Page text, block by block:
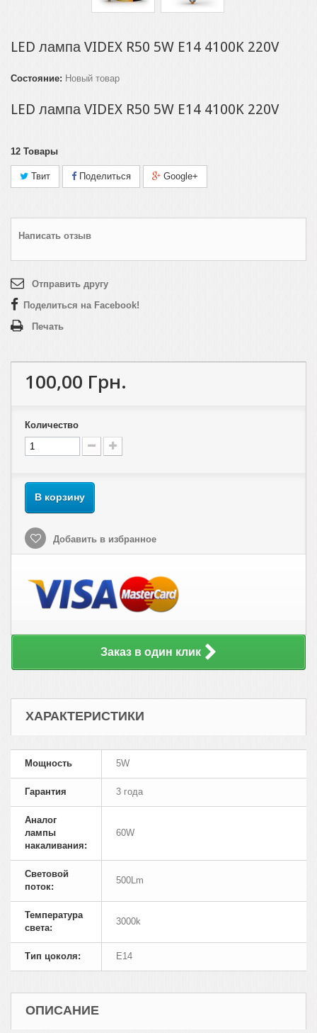
LED лампа VIDEX R50 5W E14 4100K 220V
Состояние: Новый товар
LED лампа VIDEX R50 5W E14 4100K 220V
12 Товары
Твит Поделиться Google+
Написать отзыв
Отправить другу
Поделиться на Facebook!
Печать
100,00 Грн.
Количество
В корзину
Добавить в избранное
Заказ в один клик
ХАРАКТЕРИСТИКИ
Мощность 5W
Гарантия 3 года
Аналог
лампы
накаливания:
60W
Cветовой
поток:
500Lm
Температура
света:
3000k
Тип цоколя: E14
ОПИСАНИЕ